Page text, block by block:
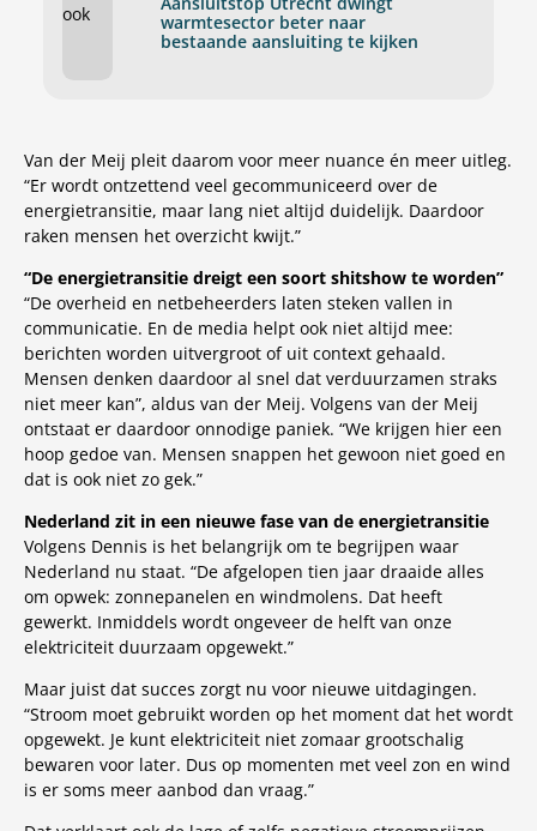
warmtesector beter naar
bestaande aansluiting te kijken
Van der Meij pleit daarom voor meer nuance én meer uitleg.
“Er wordt ontzettend veel gecommuniceerd over de
energietransitie, maar lang niet altijd duidelijk. Daardoor
raken mensen het overzicht kwijt.”
“De energietransitie dreigt een soort shitshow te worden”
“De overheid en netbeheerders laten steken vallen in
communicatie. En de media helpt ook niet altijd mee:
berichten worden uitvergroot of uit context gehaald.
Mensen denken daardoor al snel dat verduurzamen straks
niet meer kan”, aldus van der Meij. Volgens van der Meij
ontstaat er daardoor onnodige paniek. “We krijgen hier een
hoop gedoe van. Mensen snappen het gewoon niet goed en
dat is ook niet zo gek.”
Nederland zit in een nieuwe fase van de energietransitie
Volgens Dennis is het belangrijk om te begrijpen waar
Nederland nu staat. “De afgelopen tien jaar draaide alles
om opwek: zonnepanelen en windmolens. Dat heeft
gewerkt. Inmiddels wordt ongeveer de helft van onze
elektriciteit duurzaam opgewekt.”
Maar juist dat succes zorgt nu voor nieuwe uitdagingen.
“Stroom moet gebruikt worden op het moment dat het wordt
opgewekt. Je kunt elektriciteit niet zomaar grootschalig
bewaren voor later. Dus op momenten met veel zon en wind
is er soms meer aanbod dan vraag.”